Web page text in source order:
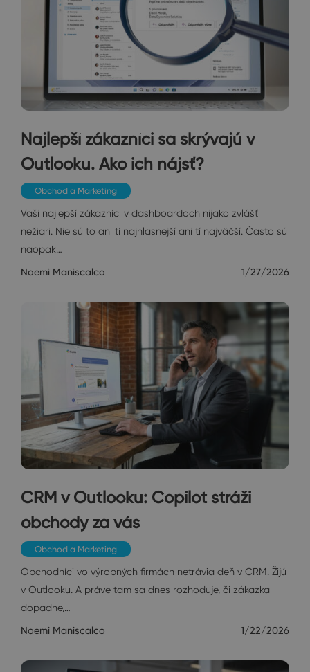
Najlepší zákazníci sa skrývajú v
Outlooku. Ako ich nájsť?
Obchod a Marketing
Vaši najlepší zákazníci v dashboardoch nijako zvlášť
nežiari. Nie sú to ani tí najhlasnejší ani tí najväčší. Často sú
naopak…
Noemi Maniscalco 1/27/2026
CRM v Outlooku: Copilot stráži
obchody za vás
Obchod a Marketing
Obchodníci vo výrobných firmách netrávia deň v CRM. Žijú
v Outlooku. A práve tam sa dnes rozhoduje, či zákazka
dopadne,…
Noemi Maniscalco 1/22/2026